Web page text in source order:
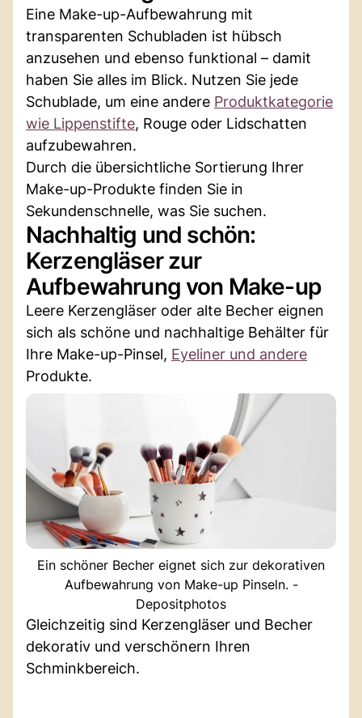
Eine Make-up-Aufbewahrung mit
transparenten Schubladen ist hübsch
anzusehen und ebenso funktional – damit
haben Sie alles im Blick. Nutzen Sie jede
Schublade, um eine andere Produktkategorie
wie Lippenstifte, Rouge oder Lidschatten
aufzubewahren.
Durch die übersichtliche Sortierung Ihrer
Make-up-Produkte finden Sie in
Sekundenschnelle, was Sie suchen.
Nachhaltig und schön:
Kerzengläser zur
Aufbewahrung von Make-up
Leere Kerzengläser oder alte Becher eignen
sich als schöne und nachhaltige Behälter für
Ihre Make-up-Pinsel, Eyeliner und andere
Produkte.
Ein schöner Becher eignet sich zur dekorativen
Aufbewahrung von Make-up Pinseln. -
Depositphotos
Gleichzeitig sind Kerzengläser und Becher
dekorativ und verschönern Ihren
Schminkbereich.